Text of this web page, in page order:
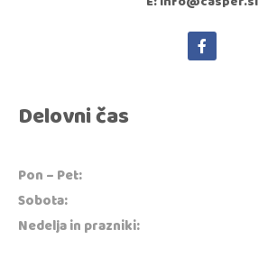
Delovni čas
Pon – Pet:
Sobota:
Nedelja in prazniki: